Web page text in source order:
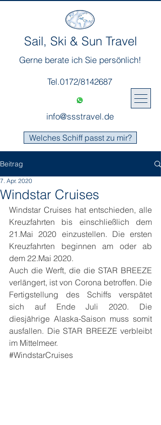
Sail, Ski & Sun Travel
Gerne berate ich Sie persönlich!
Tel.0172/8142687
info@ssstravel.de
Welches Schiff passt zu mir?
Beitrag
Windstar Cruises
7. Apr. 2020
Windstar Cruises hat entschieden, alle
Kreuzfahrten bis einschließlich dem
21.Mai 2020 einzustellen. Die ersten
Kreuzfahrten beginnen am oder ab
dem 22.Mai 2020.
Auch die Werft, die die STAR BREEZE
verlängert, ist von Corona betroffen. Die
Fertigstellung des Schiffs verspätet
sich auf Ende Juli 2020. Die
diesjährige Alaska-Saison muss somit
ausfallen. Die STAR BREEZE verbleibt
im Mittelmeer.
#WindstarCruises